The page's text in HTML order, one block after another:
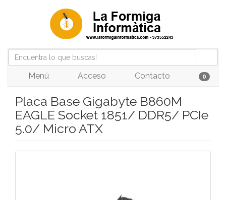
Menú Acceso Contacto 0
Placa Base Gigabyte B860M
EAGLE Socket 1851/ DDR5/ PCIe
5.0/ Micro ATX